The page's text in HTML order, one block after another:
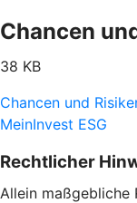
Chancen
38 KB
Chancen und
MeinInvest ESG
Rechtlicher
Allein maßgebliche